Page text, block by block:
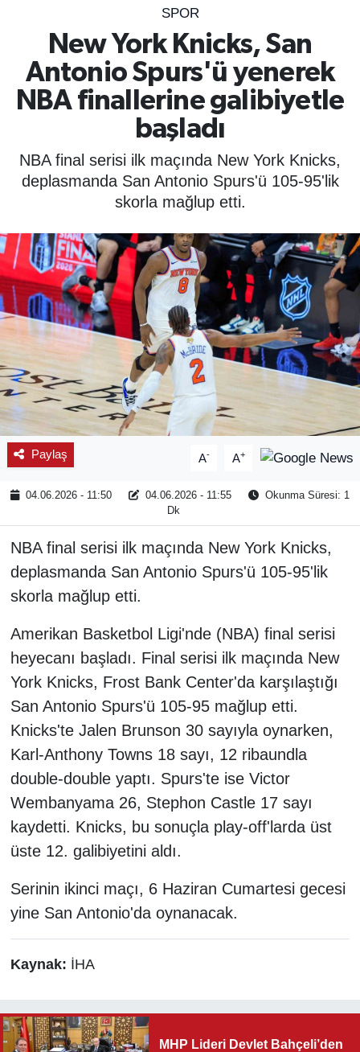
SPOR
New York Knicks, San
Antonio Spurs'ü yenerek
NBA finallerine galibiyetle
başladı
NBA final serisi ilk maçında New York Knicks,
deplasmanda San Antonio Spurs'ü 105-95'lik
skorla mağlup etti.
Paylaş A- A+
04.06.2026 - 11:50 04.06.2026 - 11:55
Okunma Süresi: 1
Dk
NBA final serisi ilk maçında New York Knicks,
deplasmanda San Antonio Spurs'ü 105-95'lik
skorla mağlup etti.
Amerikan Basketbol Ligi'nde (NBA) final serisi
heyecanı başladı. Final serisi ilk maçında New
York Knicks, Frost Bank Center'da karşılaştığı
San Antonio Spurs'ü 105-95 mağlup etti.
Knicks'te Jalen Brunson 30 sayıyla oynarken,
Karl-Anthony Towns 18 sayı, 12 ribaundla
double-double yaptı. Spurs'te ise Victor
Wembanyama 26, Stephon Castle 17 sayı
kaydetti. Knicks, bu sonuçla play-off'larda üst
üste 12. galibiyetini aldı.
Serinin ikinci maçı, 6 Haziran Cumartesi gecesi
yine San Antonio'da oynanacak.
Kaynak: İHA
MHP Lideri Devlet Bahçeli’den
ÇEVRE
YAŞAM
BİLİM - TEKNOLOJİ
KÜLTÜR SANAT
MAGAZİN